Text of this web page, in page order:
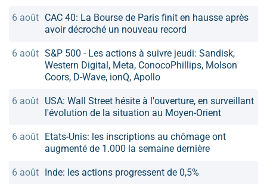
6 août CAC 40: La Bourse de Paris finit en hausse après
avoir décroché un nouveau record
6 août S&P 500 - Les actions à suivre jeudi: Sandisk,
Western Digital, Meta, ConocoPhillips, Molson
Coors, D-Wave, ionQ, Apollo
6 août USA: Wall Street hésite à l'ouverture, en surveillant
l'évolution de la situation au Moyen-Orient
6 août Etats-Unis: les inscriptions au chômage ont
augmenté de 1.000 la semaine dernière
6 août Inde: les actions progressent de 0,5%